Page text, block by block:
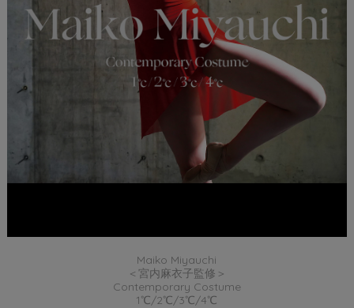
Maiko Miyauchi
＜宮内麻衣子監修＞
Contemporary Costume
1℃/2℃/3℃/4℃